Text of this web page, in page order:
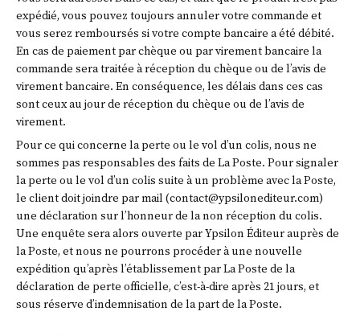
expédié, vous pouvez toujours annuler votre commande et
vous serez remboursés si votre compte bancaire a été débité.
En cas de paiement par chèque ou par virement bancaire la
commande sera traitée à réception du chèque ou de l’avis de
virement bancaire. En conséquence, les délais dans ces cas
sont ceux au jour de réception du chèque ou de l’avis de
virement.
Pour ce qui concerne la perte ou le vol d’un colis, nous ne
sommes pas responsables des faits de La Poste. Pour signaler
la perte ou le vol d’un colis suite à un problème avec la Poste,
le client doit joindre par mail (contact@ypsilonediteur.com)
une déclaration sur l’honneur de la non réception du colis.
Une enquête sera alors ouverte par Ypsilon Éditeur auprès de
la Poste, et nous ne pourrons procéder à une nouvelle
expédition qu’après l’établissement par La Poste de la
déclaration de perte officielle, c’est-à-dire après 21 jours, et
sous réserve d’indemnisation de la part de la Poste.